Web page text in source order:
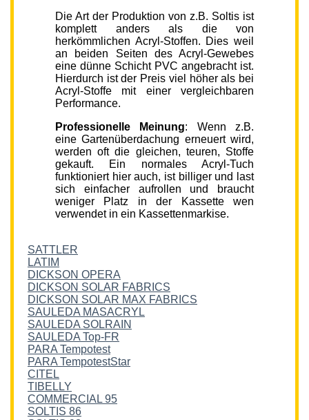
Die Art der Produktion von z.B. Soltis ist
komplett anders als die von
herkömmlichen Acryl-Stoffen. Dies weil
an beiden Seiten des Acryl-Gewebes
eine dünne Schicht PVC angebracht ist.
Hierdurch ist der Preis viel höher als bei
Acryl-Stoffe mit einer vergleichbaren
Performance.
Professionelle Meinung: Wenn z.B.
eine Gartenüberdachung erneuert wird,
werden oft die gleichen, teuren, Stoffe
gekauft. Ein normales Acryl-Tuch
funktioniert hier auch, ist billiger und last
sich einfacher aufrollen und braucht
weniger Platz in der Kassette wen
verwendet in ein Kassettenmarkise.
SATTLER
LATIM
DICKSON OPERA
DICKSON SOLAR FABRICS
DICKSON SOLAR MAX FABRICS
SAULEDA MASACRYL
SAULEDA SOLRAIN
SAULEDA Top-FR
PARA Tempotest
PARA TempotestStar
CITEL
TIBELLY
COMMERCIAL 95
SOLTIS 86